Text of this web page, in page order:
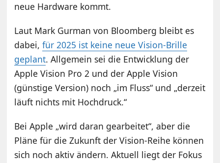
neue Hardware kommt.
Laut Mark Gurman von Bloomberg bleibt es
dabei,für 2025 ist keine neue Vision-Brille
geplant. Allgemein sei die Entwicklung der
Apple Vision Pro 2 und der Apple Vision
(günstige Version) noch „im Fluss“ und „derzeit
läuft nichts mit Hochdruck.“
Bei Apple „wird daran gearbeitet“, aber die
Pläne für die Zukunft der Vision-Reihe können
sich noch aktiv ändern. Aktuell liegt der Fokus